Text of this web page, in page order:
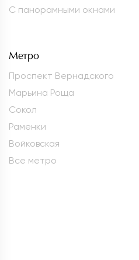
С панорамными окнами
Метро
Проспект Вернадского
Марьина Роща
Сокол
Раменки
Войковская
Все метро